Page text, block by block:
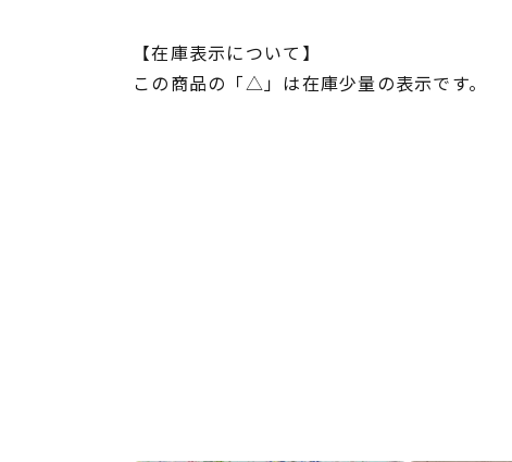
【在庫表示について】
この商品の「△」は在庫少量の表示です。